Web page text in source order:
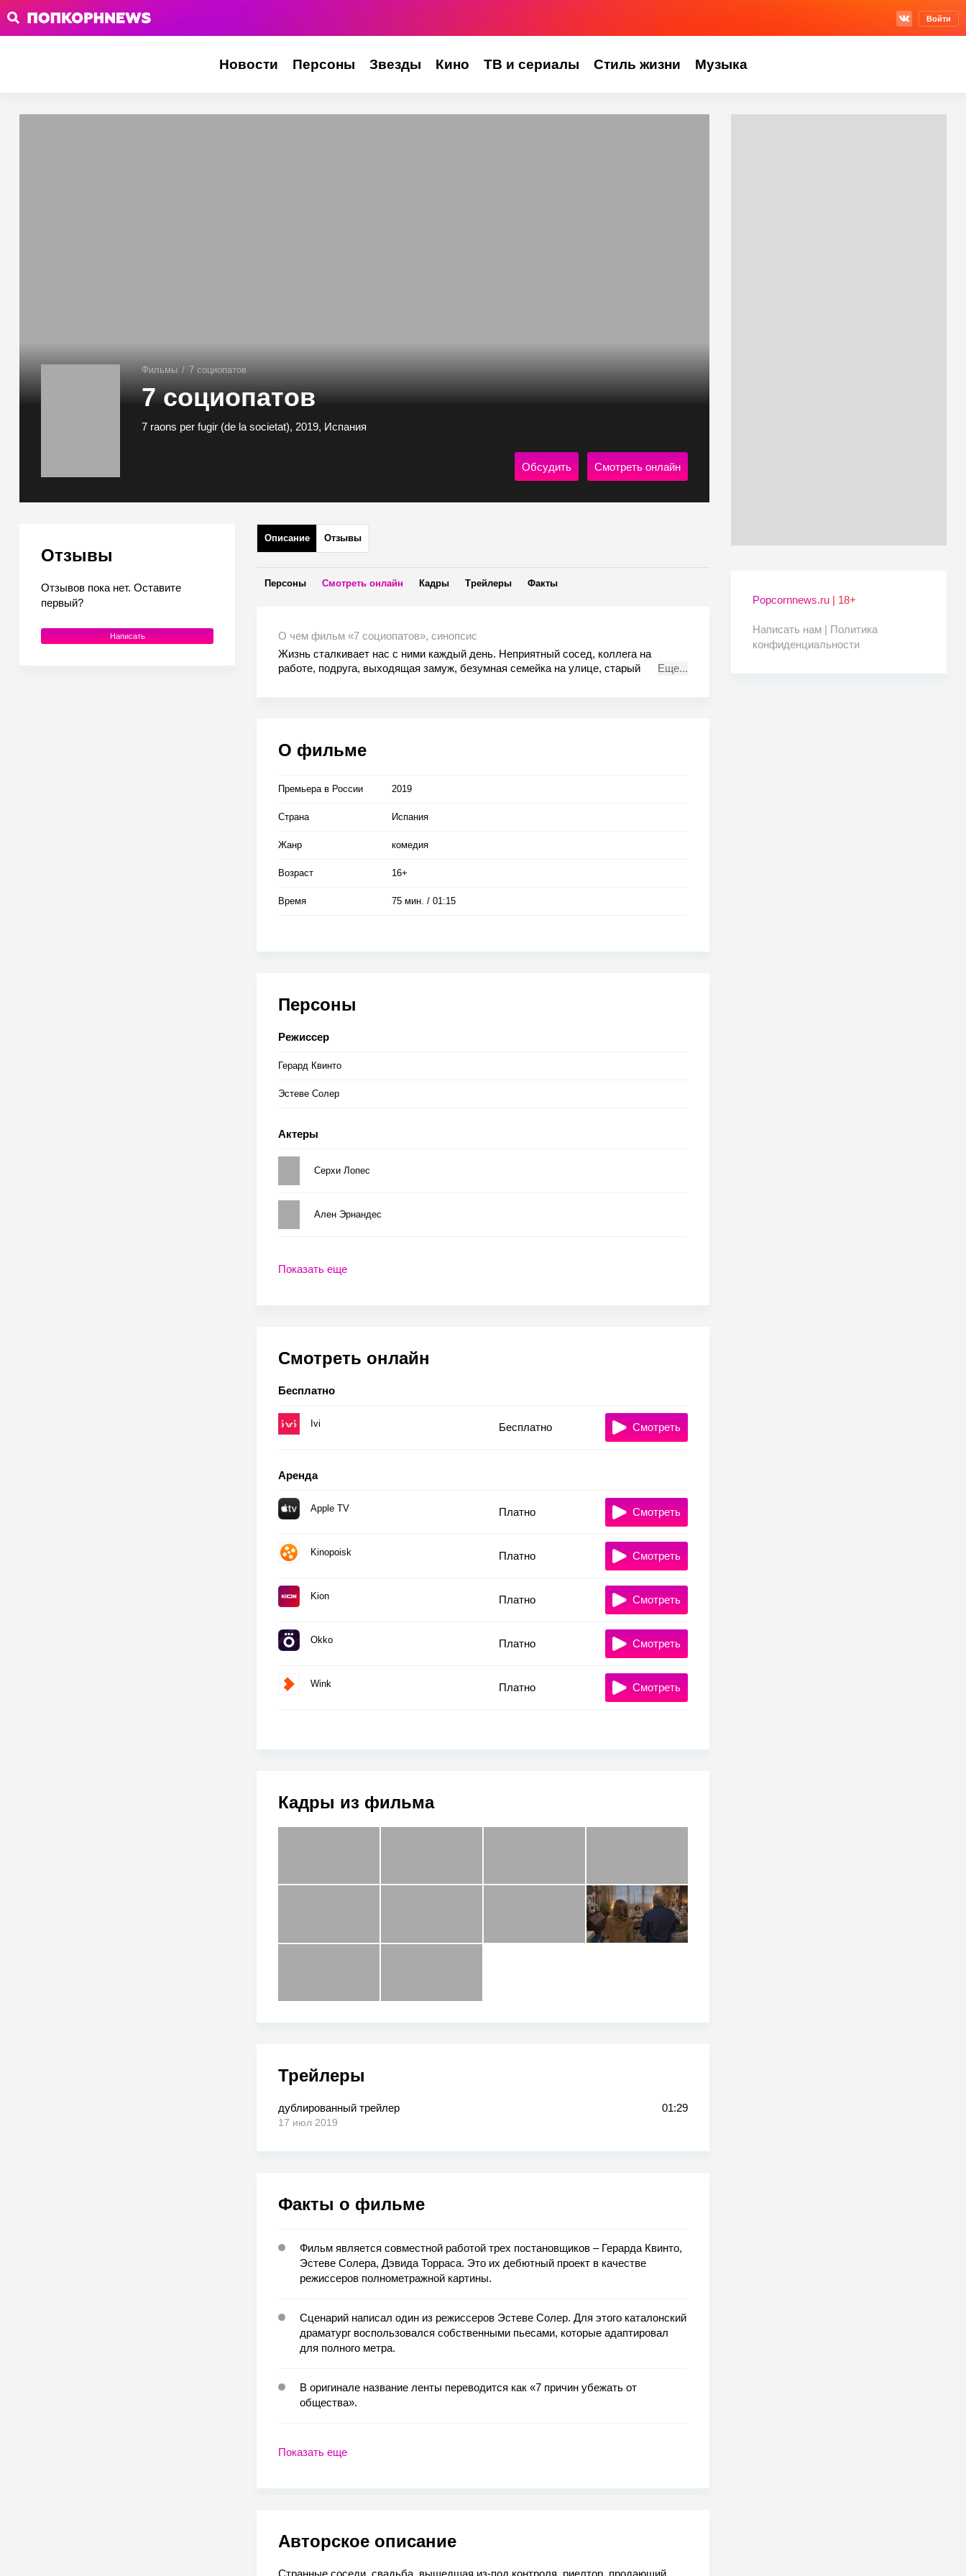
Войти
Новости Персоны Звезды Кино ТВ и сериалы Стиль жизни Музыка
Фильмы / 7 социопатов
7 социопатов
7 raons per fugir (de la societat), 2019, Испания
Обсудить Смотреть онлайн
Отзывы
Отзывов пока нет. Оставите
первый?
Написать
Описание Отзывы
Персоны Смотреть онлайн Кадры Трейлеры Факты
О чем фильм «7 социопатов», синопсис
Жизнь сталкивает нас с ними каждый день. Неприятный сосед, коллега на
работе, подруга, выходящая замуж, безумная семейка на улице, старый
Еще...
О фильме
Премьера в Росcии 2019
Страна Испания
Жанр комедия
Возраст 16+
Время 75 мин. / 01:15
Персоны
Режиссер
Герард Квинто
Эстеве Солер
Актеры
Серхи Лопес
Ален Эрнандес
Показать еще
Смотреть онлайн
Бесплатно
Ivi Бесплатно Смотреть
Аренда
Apple TV Платно Смотреть
Kinopoisk Платно Смотреть
Kion Платно Смотреть
Okko Платно Смотреть
Wink Платно Смотреть
Кадры из фильма
Трейлеры
дублированный трейлер
17 июл 2019
01:29
Факты о фильме
Фильм является совместной работой трех постановщиков – Герарда Квинто,
Эстеве Солера, Дэвида Торраса. Это их дебютный проект в качестве
режиссеров полнометражной картины.
Сценарий написал один из режиссеров Эстеве Солер. Для этого каталонский
драматург воспользовался собственными пьесами, которые адаптировал
для полного метра.
В оригинале название ленты переводится как «7 причин убежать от
общества».
Показать еще
Авторское описание
Странные соседи, свадьба, вышедшая из-под контроля, риелтор, продающий
Popcornnews.ru | 18+
Написать нам | Политика
конфиденциальности